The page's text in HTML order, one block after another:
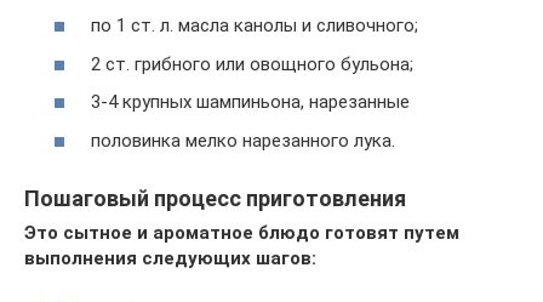
по 1 ст. л. масла канолы и сливочного;
2 ст. грибного или овощного бульона;
3-4 крупных шампиньона, нарезанные
половинка мелко нарезанного лука.
Пошаговый процесс приготовления
Это сытное и ароматное блюдо готовят путем
выполнения следующих шагов: